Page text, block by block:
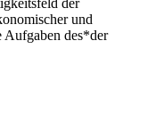
und
des*der